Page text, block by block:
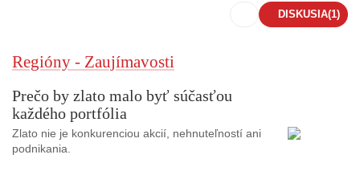
DISKUSIA(1)
Regióny - Zaujímavosti
Prečo by zlato malo byť súčasťou
každého portfólia
Zlato nie je konkurenciou akcií, nehnuteľností ani
podnikania.